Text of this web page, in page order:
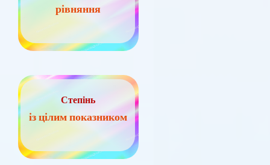
рівняння
Степінь
із цілим показником